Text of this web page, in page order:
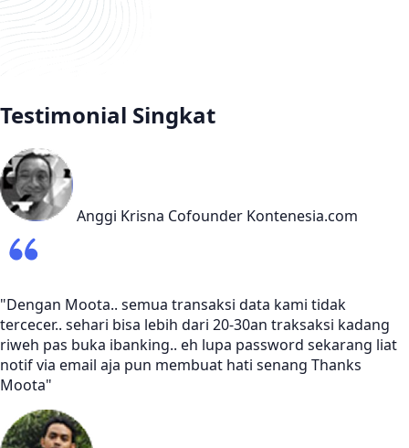
Testimonial Singkat
Anggi Krisna Cofounder Kontenesia.com
"Dengan Moota.. semua transaksi data kami tidak
tercecer.. sehari bisa lebih dari 20-30an traksaksi kadang
riweh pas buka ibanking.. eh lupa password sekarang liat
notif via email aja pun membuat hati senang Thanks
Moota"